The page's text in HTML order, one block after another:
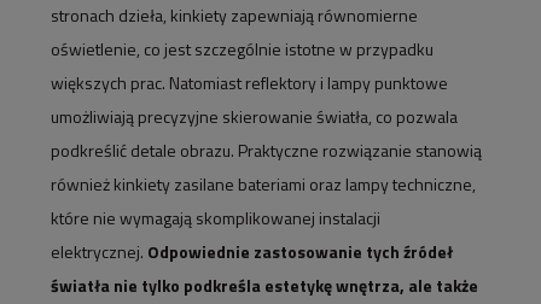
stronach dzieła, kinkiety zapewniają równomierne
oświetlenie, co jest szczególnie istotne w przypadku
większych prac. Natomiast reflektory i lampy punktowe
umożliwiają precyzyjne skierowanie światła, co pozwala
podkreślić detale obrazu. Praktyczne rozwiązanie stanowią
również kinkiety zasilane bateriami oraz lampy techniczne,
które nie wymagają skomplikowanej instalacji
elektrycznej. Odpowiednie zastosowanie tych źródeł
światła nie tylko podkreśla estetykę wnętrza, ale także